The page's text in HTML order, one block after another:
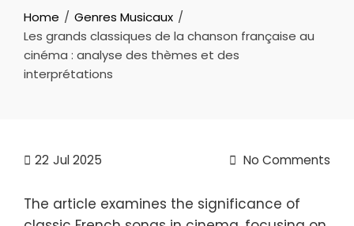
Home
Genres Musicaux
Les grands classiques de la chanson française au
cinéma : analyse des thèmes et des
interprétations
22 Jul 2025 No Comments
The article examines the significance of